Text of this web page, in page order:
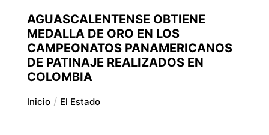
AGUASCALENTENSE OBTIENE
MEDALLA DE ORO EN LOS
CAMPEONATOS PANAMERICANOS
DE PATINAJE REALIZADOS EN
COLOMBIA
Inicio El Estado